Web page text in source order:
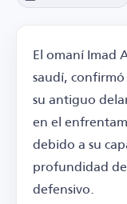
El omaní Imad
saudí,
su antiguo
en el
debido a su
profundidad
defensivo.